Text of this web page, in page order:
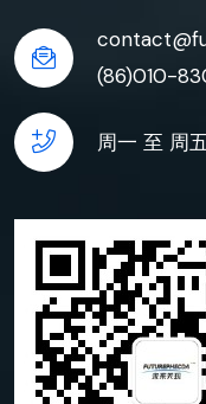
(86)010-
周一 至 周